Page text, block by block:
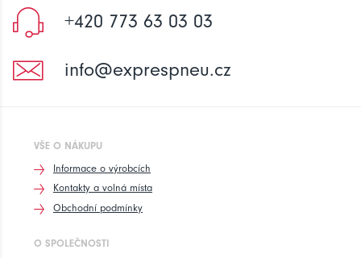
+420 773 63 03 03
info@exprespneu.cz
VŠE O NÁKUPU
Informace o výrobcích
Kontakty a volná místa
Obchodní podmínky
O SPOLEČNOSTI